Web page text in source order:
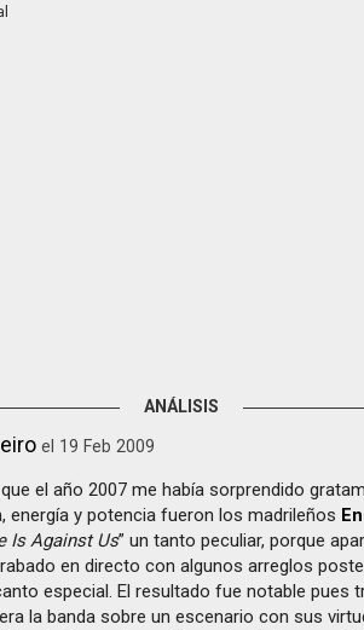
ANÁLISIS
el 19 Feb 2009
el año 2007 me había sorprendido
energía y potencia fueron los madrileños
Is Against Us” un tanto peculiar, porque
en directo con algunos arreglos
especial. El resultado fue notable pues
la banda sobre un escenario con sus